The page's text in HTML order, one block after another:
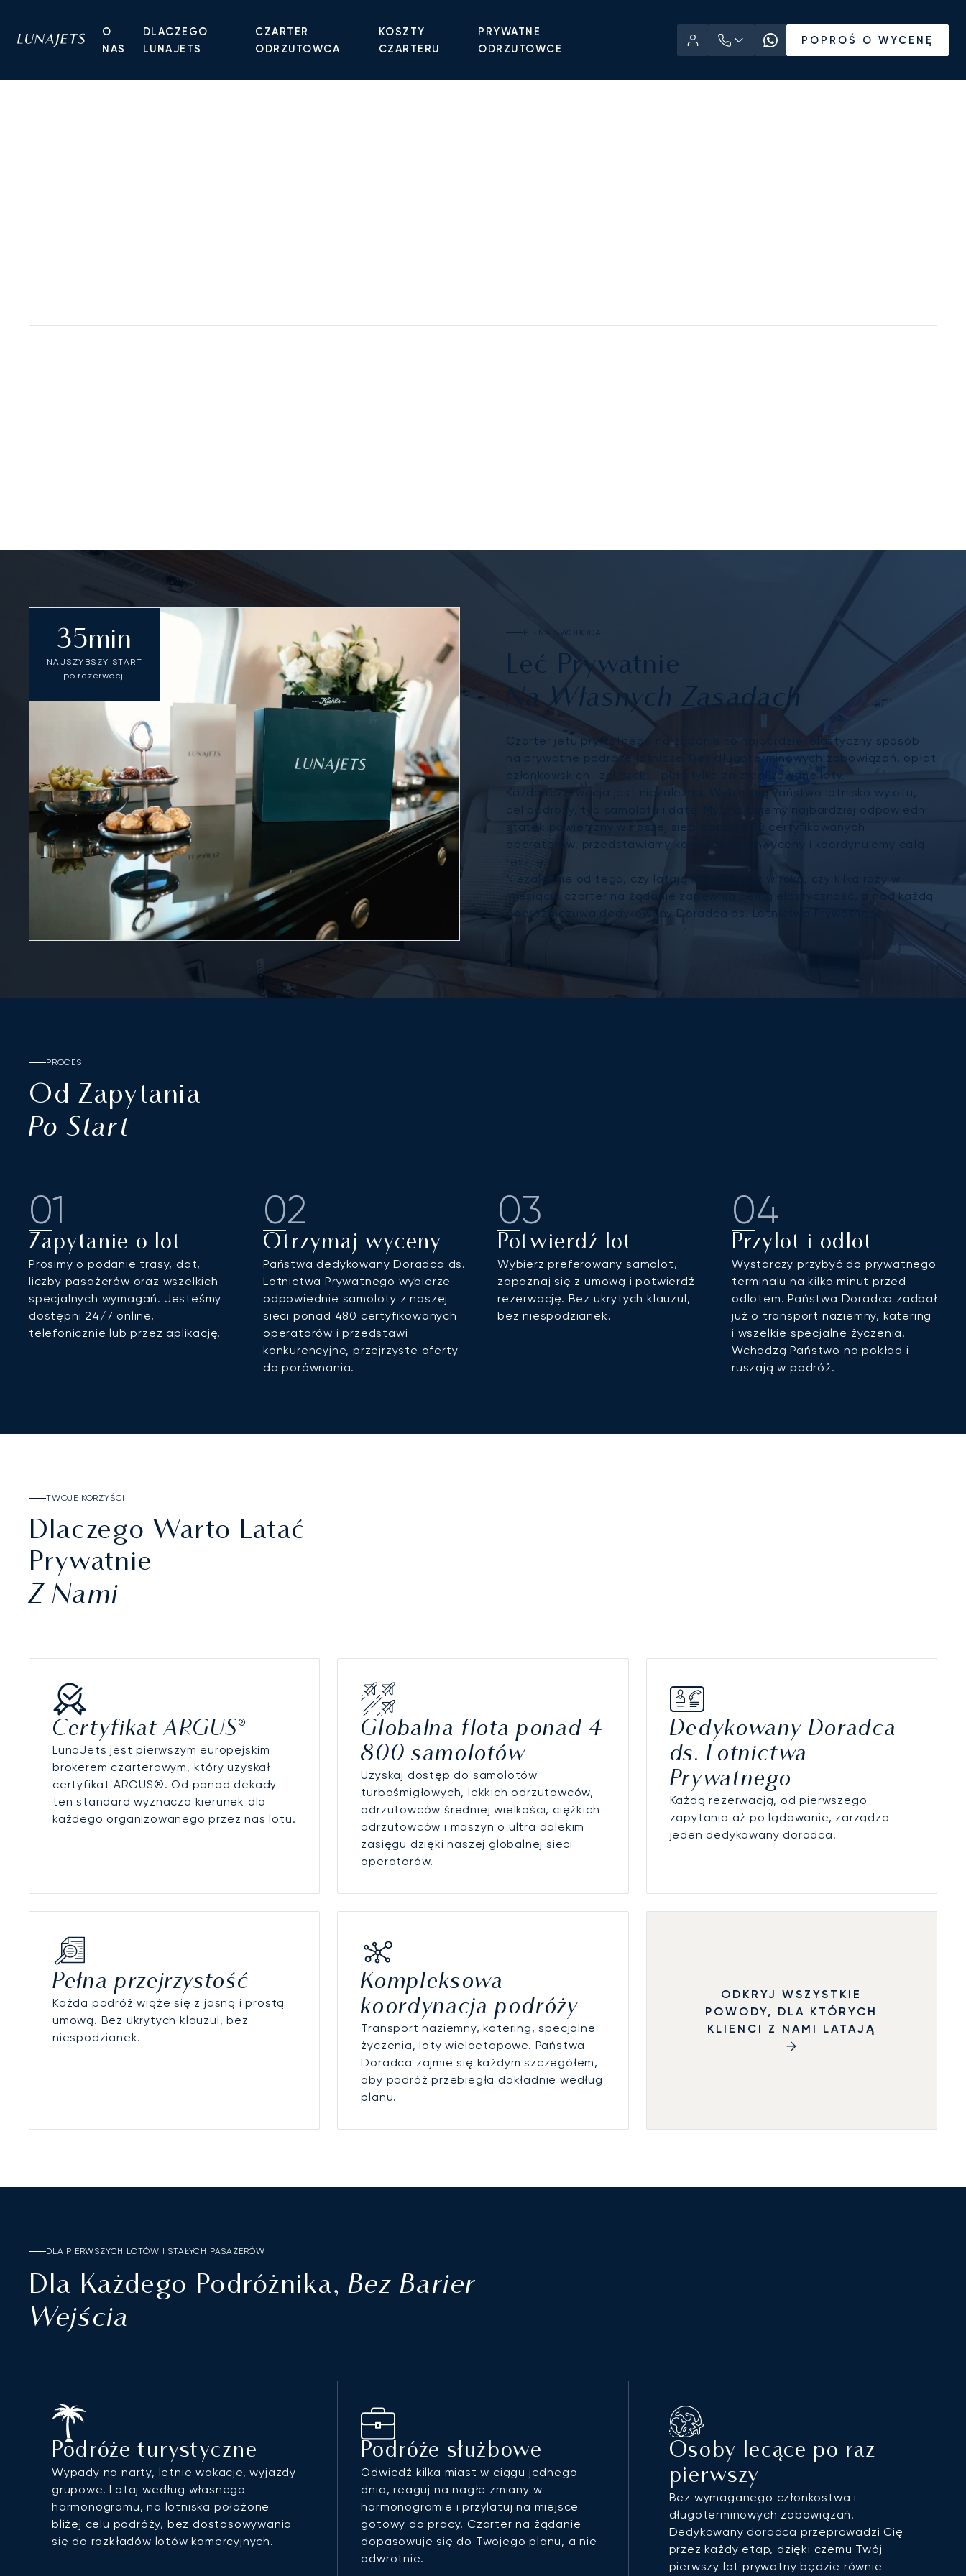
O
NAS
DLACZEGO
LUNAJETS
CZARTER
ODRZUTOWCA
KOSZTY
CZARTERU
PRYWATNE
ODRZUTOWCE
POPROŚ O WYCENĘ
35min
NAJSZYBSZY START
po rezerwacji
PEŁNA SWOBODA
Leć Prywatnie
Na Własnych Zasadach
Czarter jetu prywatnego na żądanie to najbardziej elastyczny sposób
na prywatne podróże lotnicze. Bez długoterminowych zobowiązań, opłat
członkowskich i zaliczek – płać tylko za zrealizowane loty.
Każda rezerwacja jest niezależna. Wybierają Państwo lotnisko wylotu,
cel podróży, typ samolotu i datę. My znajdujemy najbardziej odpowiedni
statek powietrzny w naszej sieci ponad 480 certyfikowanych
operatorów, przedstawiamy konkurencyjne wyceny i koordynujemy całą
resztę.
Niezależnie od tego, czy latają Państwo raz w roku, czy kilka razy w
miesiącu, czarter na żądanie zapewnia pełną elastyczność, a nad każdą
podróżą czuwa dedykowany Doradca ds. Lotnictwa Prywatnego.
PROCES
Od Zapytania
Po Start
01
Zapytanie o lot
Prosimy o podanie trasy, dat,
liczby pasażerów oraz wszelkich
specjalnych wymagań. Jesteśmy
dostępni 24/7 online,
telefonicznie lub przez aplikację.
02
Otrzymaj wyceny
Państwa dedykowany Doradca ds.
Lotnictwa Prywatnego wybierze
odpowiednie samoloty z naszej
sieci ponad 480 certyfikowanych
operatorów i przedstawi
konkurencyjne, przejrzyste oferty
do porównania.
03
Potwierdź lot
Wybierz preferowany samolot,
zapoznaj się z umową i potwierdź
rezerwację. Bez ukrytych klauzul,
bez niespodzianek.
04
Przylot i odlot
Wystarczy przybyć do prywatnego
terminalu na kilka minut przed
odlotem. Państwa Doradca zadbał
już o transport naziemny, katering
i wszelkie specjalne życzenia.
Wchodzą Państwo na pokład i
ruszają w podróż.
TWOJE KORZYŚCI
Dlaczego Warto Latać
Prywatnie
Z Nami
Certyfikat ARGUS®
LunaJets jest pierwszym europejskim
brokerem czarterowym, który uzyskał
certyfikat ARGUS®. Od ponad dekady
ten standard wyznacza kierunek dla
każdego organizowanego przez nas lotu.
Globalna flota ponad 4
800 samolotów
Uzyskaj dostęp do samolotów
turbośmigłowych, lekkich odrzutowców,
odrzutowców średniej wielkości, ciężkich
odrzutowców i maszyn o ultra dalekim
zasięgu dzięki naszej globalnej sieci
operatorów.
Dedykowany Doradca
ds. Lotnictwa
Prywatnego
Każdą rezerwacją, od pierwszego
zapytania aż po lądowanie, zarządza
jeden dedykowany doradca.
Pełna przejrzystość
Każda podróż wiąże się z jasną i prostą
umową. Bez ukrytych klauzul, bez
niespodzianek.
Kompleksowa
koordynacja podróży
Transport naziemny, katering, specjalne
życzenia, loty wieloetapowe. Państwa
Doradca zajmie się każdym szczegółem,
aby podróż przebiegła dokładnie według
planu.
ODKRYJ WSZYSTKIE
POWODY, DLA KTÓRYCH
KLIENCI Z NAMI LATAJĄ
DLA PIERWSZYCH LOTÓW I STAŁYCH PASAŻERÓW
Dla Każdego Podróżnika,Bez Barier
Wejścia
Podróże turystyczne
Wypady na narty, letnie wakacje, wyjazdy
grupowe. Lataj według własnego
harmonogramu, na lotniska położone
bliżej celu podróży, bez dostosowywania
się do rozkładów lotów komercyjnych.
Podróże służbowe
Odwiedź kilka miast w ciągu jednego
dnia, reaguj na nagłe zmiany w
harmonogramie i przylatuj na miejsce
gotowy do pracy. Czarter na żądanie
dopasowuje się do Twojego planu, a nie
odwrotnie.
Osoby lecące po raz
pierwszy
Bez wymaganego członkostwa i
długoterminowych zobowiązań.
Dedykowany doradca przeprowadzi Cię
przez każdy etap, dzięki czemu Twój
pierwszy lot prywatny będzie równie